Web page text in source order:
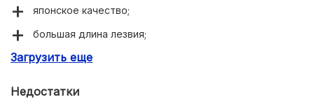
японское качество;
большая длина лезвия;
эргономичная рукоять.
Загрузить еще
Недостатки